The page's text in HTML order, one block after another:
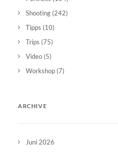
Shooting (242)
Tipps (10)
Trips (75)
Video (5)
Workshop (7)
ARCHIVE
Juni 2026